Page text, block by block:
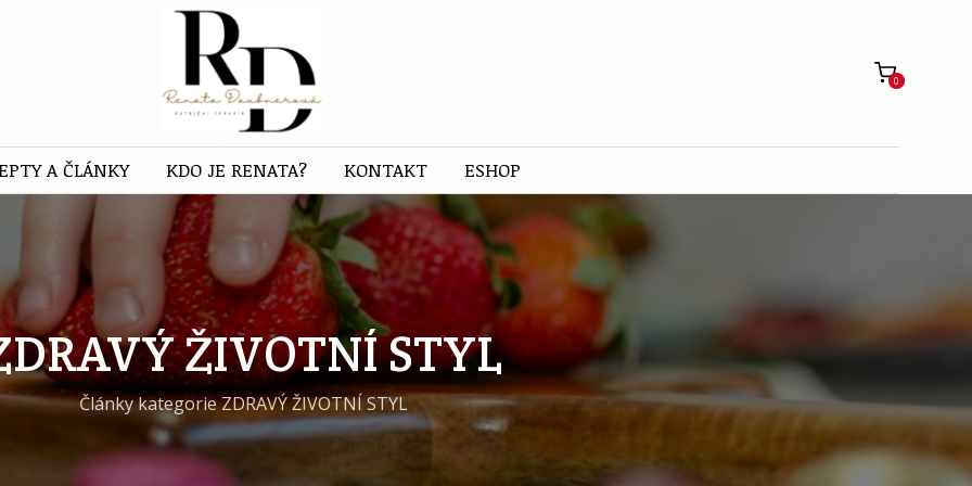
0
A ČLÁNKY KDO JE RENATA? KONTAKT ESHOP
ŽIVOTNÍ STYL
Články kategorie ZDRAVÝ ŽIVOTNÍ STYL